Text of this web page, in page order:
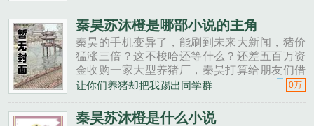
秦昊二狗子，借500万买点......
秦昊苏沐橙是哪部小说的主角
秦昊的手机变异了，能刷到未来大新闻，猪价
猛涨三倍？这不梭哈还等什么？还差五百万资
金收购一家大型养猪厂，秦昊打算给朋友们借
一点。秦昊老班长啊，我想回家养猪，要不要
秦昊二狗子，借500万买点......
让你们养猪却把我踢出同学群 0万
秦昊苏沐橙是什么小说